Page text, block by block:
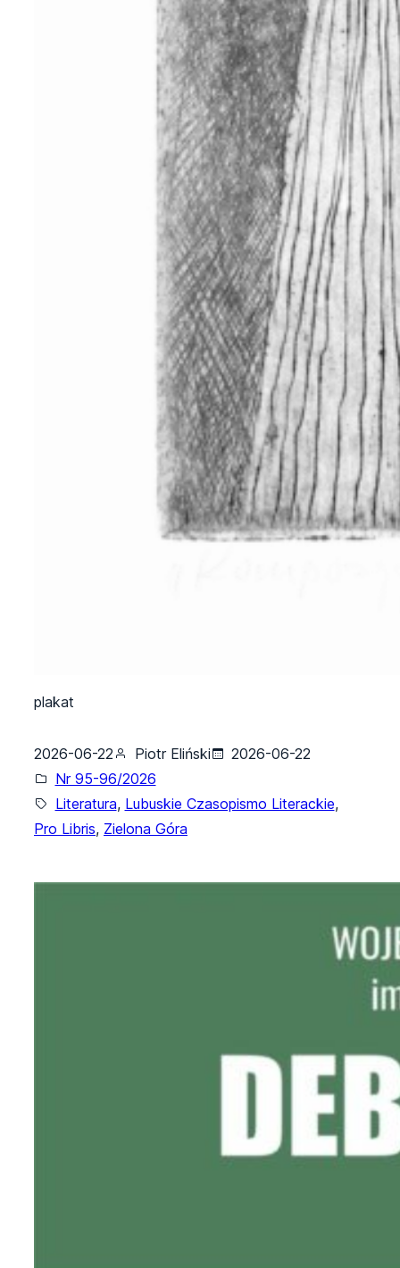
plakat
2026-06-22 Piotr Eliński
2026-06-22
Nr 95-96/2026
Literatura, Lubuskie Czasopismo Literackie,
Pro Libris, Zielona Góra